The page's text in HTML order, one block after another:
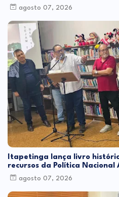
agosto 07, 2026
Itapetinga lança livro
recursos da Política Nacional
agosto 07, 2026